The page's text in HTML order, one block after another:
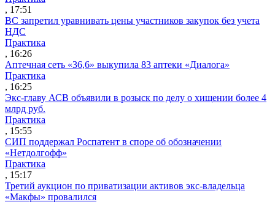
, 17:51
ВС запретил уравнивать цены участников закупок без учета
НДС
Практика
, 16:26
Аптечная сеть «36,6» выкупила 83 аптеки «Диалога»
Практика
, 16:25
Экс-главу АСВ объявили в розыск по делу о хищении более 4
млрд руб.
Практика
, 15:55
СИП поддержал Роспатент в споре об обозначении
«Нетдолгофф»
Практика
, 15:17
Третий аукцион по приватизации активов экс-владельца
«Макфы» провалился